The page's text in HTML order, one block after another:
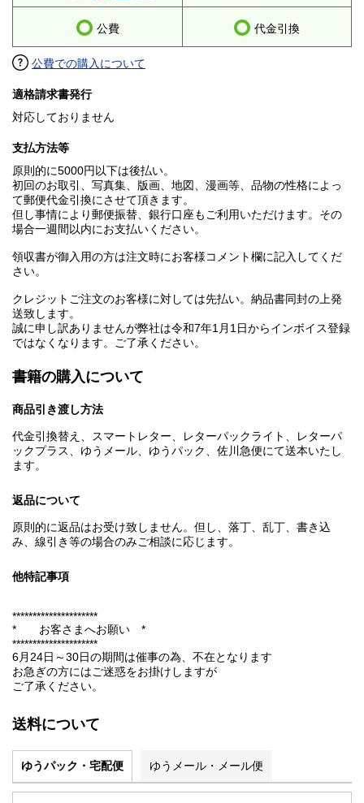
公費 代金引換
公費での購入について
適格請求書発行
対応しておりません
支払方法等
原則的に5000円以下は後払い。
初回のお取引、写真集、版画、地図、漫画等、品物の性格によっ
て郵便代金引換にさせて頂きます。
但し事情により郵便振替、銀行口座もご利用いただけます。その
場合一週間以内にお支払いください。
領収書が御入用の方は注文時にお客様コメント欄に記入してくだ
さい。
クレジットご注文のお客様に対しては先払い。納品書同封の上発
送致します。
誠に申し訳ありませんが弊社は令和7年1月1日からインボイス登録
ではなくなります。ご了承ください。
書籍の購入について
商品引き渡し方法
代金引換替え、スマートレター、レターパックライト、レターパ
ックプラス、ゆうメール、ゆうパック、佐川急便にて送本いたし
ます。
返品について
原則的に返品はお受け致しません。但し、落丁、乱丁、書き込
み、線引き等の場合のみご相談に応じます。
他特記事項
*********************
* お客さまへお願い *
*********************
6月24日～30日の期間は催事の為、不在となります
お急ぎの方にはご迷惑をお掛けしますが
ご了承ください。
送料について
ゆうパック・宅配便 ゆうメール・メール便